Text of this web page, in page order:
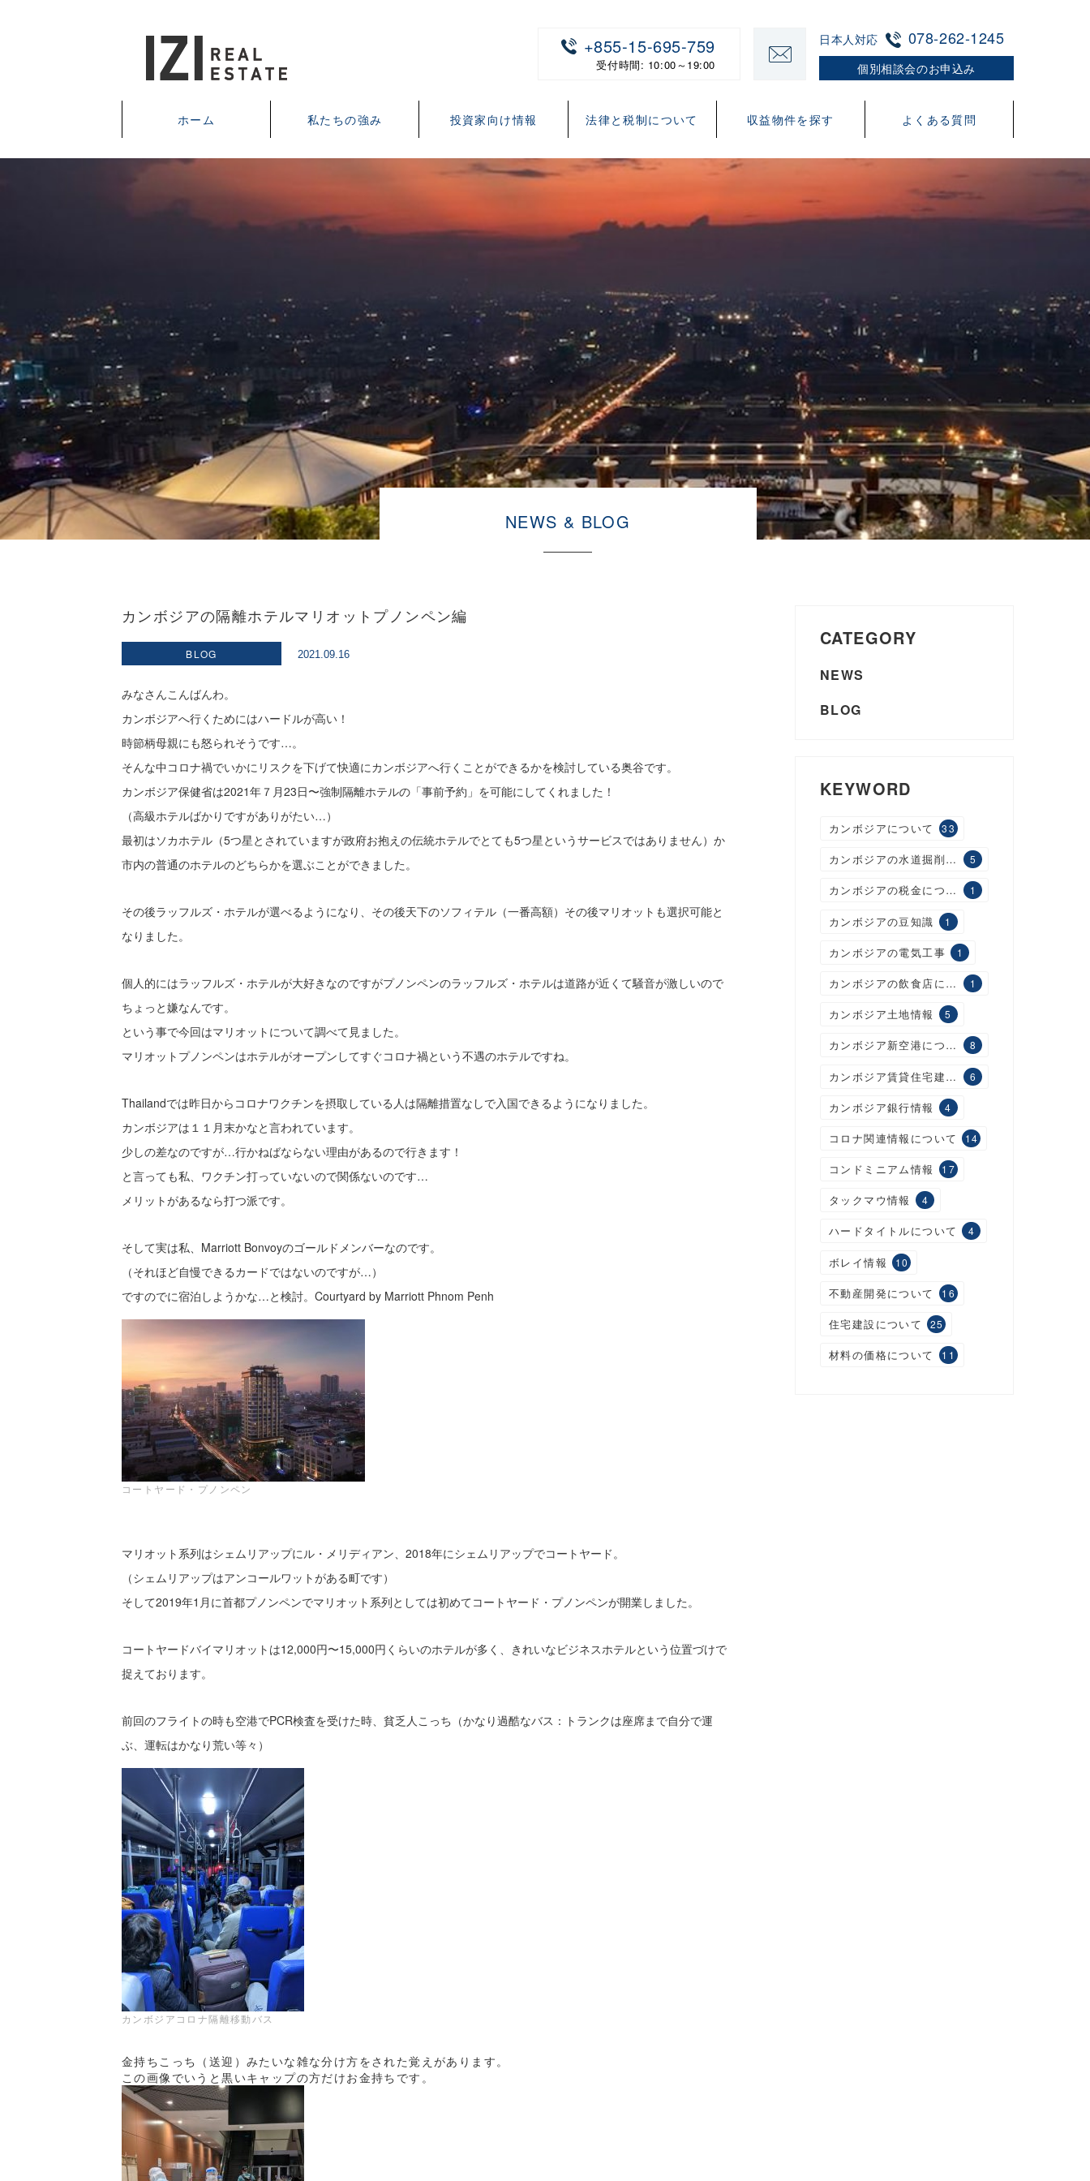
日本人対応 078-262-1245
個別相談会のお申込み
+855-15-695-759
受付時間: 10:00～19:00
ホーム 私たちの強み 投資家向け情報 法律と税制について 収益物件を探す よくある質問
NEWS & BLOG
カンボジアの隔離ホテルマリオットプノンペン編
BLOG 2021.09.16
みなさんこんばんわ。
カンボジアへ行くためにはハードルが高い！
時節柄母親にも怒られそうです…。
そんな中コロナ禍でいかにリスクを下げて快適にカンボジアへ行くことができるかを検討している奥谷です。
カンボジア保健省は2021年７月23日〜強制隔離ホテルの「事前予約」を可能にしてくれました！
（高級ホテルばかりですがありがたい…）
最初はソカホテル（5つ星とされていますが政府お抱えの伝統ホテルでとても5つ星というサービスではありません）か
市内の普通のホテルのどちらかを選ぶことができました。
その後ラッフルズ・ホテルが選べるようになり、その後天下のソフィテル（一番高額）その後マリオットも選択可能と
なりました。
個人的にはラッフルズ・ホテルが大好きなのですがプノンペンのラッフルズ・ホテルは道路が近くて騒音が激しいので
ちょっと嫌なんです。
という事で今回はマリオットについて調べて見ました。
マリオットプノンペンはホテルがオープンしてすぐコロナ禍という不遇のホテルですね。
Thailandでは昨日からコロナワクチンを摂取している人は隔離措置なしで入国できるようになりました。
カンボジアは１１月末かなと言われています。
少しの差なのですが…行かねばならない理由があるので行きます！
と言っても私、ワクチン打っていないので関係ないのです…
メリットがあるなら打つ派です。
そして実は私、Marriott Bonvoyのゴールドメンバーなのです。
（それほど自慢できるカードではないのですが…）
ですのでに宿泊しようかな…と検討。Courtyard by Marriott Phnom Penh
コートヤード・プノンペン
マリオット系列はシェムリアップにル・メリディアン、2018年にシェムリアップでコートヤード。
（シェムリアップはアンコールワットがある町です）
そして2019年1月に首都プノンペンでマリオット系列としては初めてコートヤード・プノンペンが開業しました。
コートヤードバイマリオットは12,000円〜15,000円くらいのホテルが多く、きれいなビジネスホテルという位置づけで
捉えております。
前回のフライトの時も空港でPCR検査を受けた時、貧乏人こっち（かなり過酷なバス：トランクは座席まで自分で運
ぶ、運転はかなり荒い等々）
カンボジアコロナ隔離移動バス
金持ちこっち（送迎）みたいな雑な分け方をされた覚えがあります。
この画像でいうと黒いキャップの方だけお金持ちです。
CATEGORY
NEWS
BLOG
KEYWORD
カンボジアについて 33
カンボジアの水道掘削工事 5
カンボジアの税金について 1
カンボジアの豆知識 1
カンボジアの電気工事 1
カンボジアの飲食店について 1
カンボジア土地情報 5
カンボジア新空港について 8
カンボジア賃貸住宅建設について 6
カンボジア銀行情報 4
コロナ関連情報について 14
コンドミニアム情報 17
タックマウ情報 4
ハードタイトルについて 4
ボレイ情報 10
不動産開発について 16
住宅建設について 25
材料の価格について 11